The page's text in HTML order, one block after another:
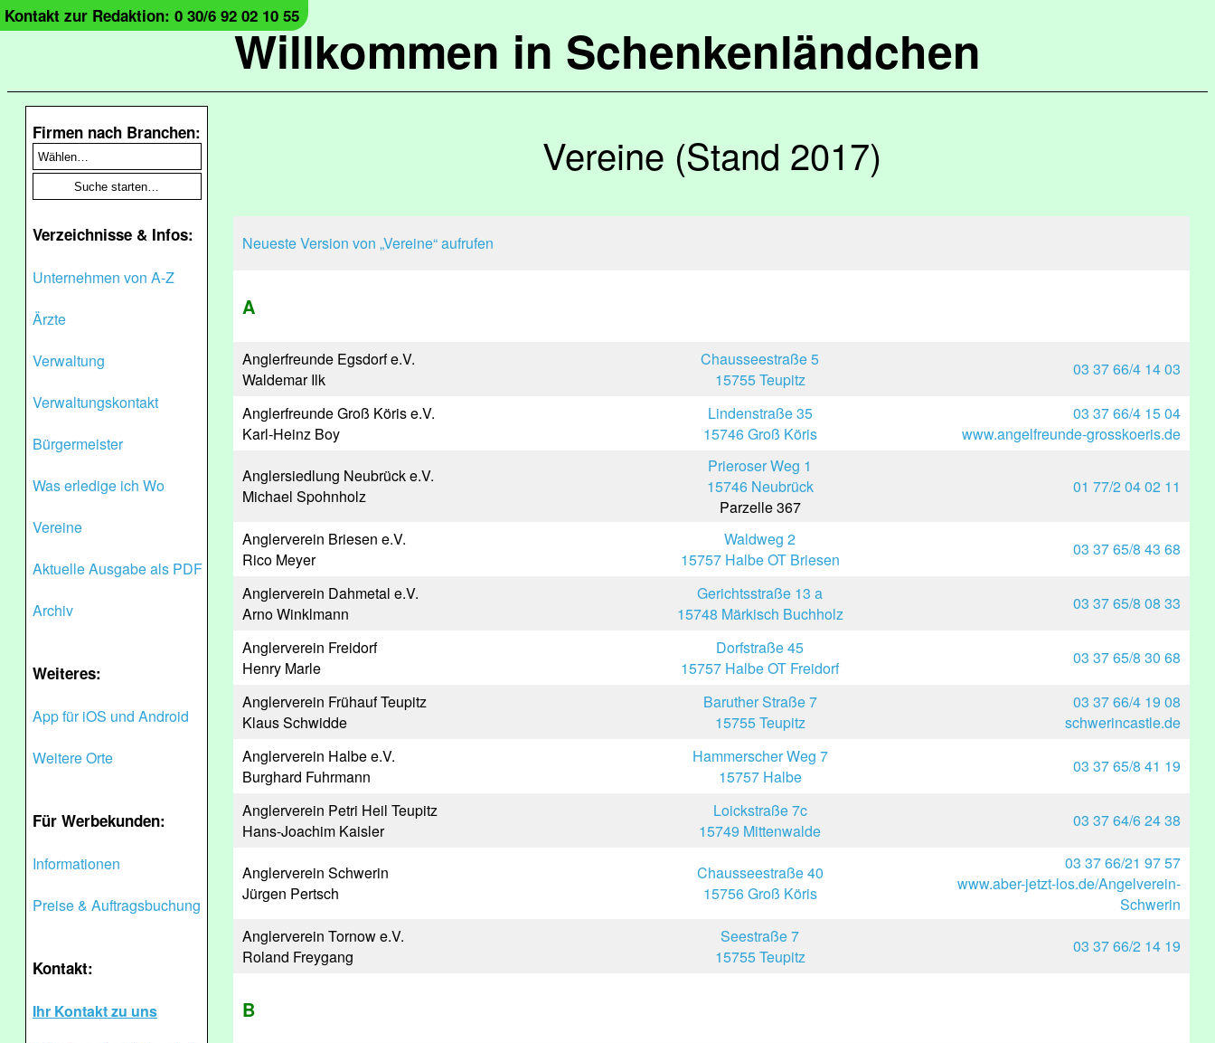
Willkommen in Schenkenländchen
Kontakt zur Redaktion: 0 30/6 92 02 10 55
Firmen nach Branchen:
Verzeichnisse & Infos:
Unternehmen von A-Z
Ärzte
Verwaltung
Verwaltungskontakt
Bürgermeister
Was erledige ich Wo
Vereine
Aktuelle Ausgabe als PDF
Archiv
Weiteres:
App für iOS und Android
Weitere Orte
Für Werbekunden:
Informationen
Preise & Auftragsbuchung
Kontakt:
Ihr Kontakt zu uns
Vereine (Stand 2017)
Neueste Version von „Vereine“ aufrufen
A
Anglerfreunde Egsdorf e.V.
Waldemar Ilk
Chausseestraße 5
15755 Teupitz
03 37 66/4 14 03
Anglerfreunde Groß Köris e.V.
Karl-Heinz Boy
Lindenstraße 35
15746 Groß Köris
03 37 66/4 15 04
www.angelfreunde-grosskoeris.de
Anglersiedlung Neubrück e.V.
Michael Spohnholz
Prieroser Weg 1
15746 Neubrück
Parzelle 367
01 77/2 04 02 11
Anglerverein Briesen e.V.
Rico Meyer
Waldweg 2
15757 Halbe OT Briesen
03 37 65/8 43 68
Anglerverein Dahmetal e.V.
Arno Winklmann
Gerichtsstraße 13 a
15748 Märkisch Buchholz
03 37 65/8 08 33
Anglerverein Freidorf
Henry Marle
Dorfstraße 45
15757 Halbe OT Freidorf
03 37 65/8 30 68
Anglerverein Frühauf Teupitz
Klaus Schwidde
Baruther Straße 7
15755 Teupitz
03 37 66/4 19 08
schwerincastle.de
Anglerverein Halbe e.V.
Burghard Fuhrmann
Hammerscher Weg 7
15757 Halbe
03 37 65/8 41 19
Anglerverein Petri Heil Teupitz
Hans-Joachim Kaisler
Loickstraße 7c
15749 Mittenwalde
03 37 64/6 24 38
Anglerverein Schwerin
Jürgen Pertsch
Chausseestraße 40
15756 Groß Köris
03 37 66/21 97 57
www.aber-jetzt-los.de/Angelverein-
Schwerin
Anglerverein Tornow e.V.
Roland Freygang
Seestraße 7
15755 Teupitz
03 37 66/2 14 19
B